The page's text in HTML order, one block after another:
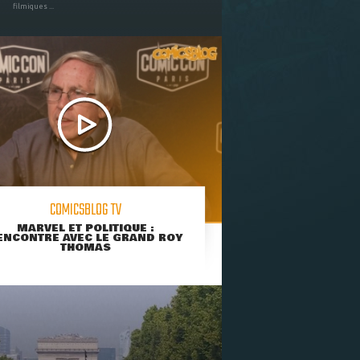
filmiques ...
COMICSBLOG TV
MARVEL ET POLITIQUE :
AVEC LE GRAND ROY
THOMAS